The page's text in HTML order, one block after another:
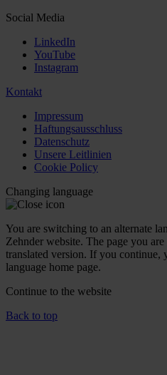
Social Media
LinkedIn
YouTube
Instagram
Kontakt
Impressum
Haftungsausschluss
Datenschutz
Unsere Leitlinien
Cookie Policy
Changing language
You are switching to an alternate
Zehnder website. The page you
translated version. If you continue,
language home page.
Continue to the website
Back to top